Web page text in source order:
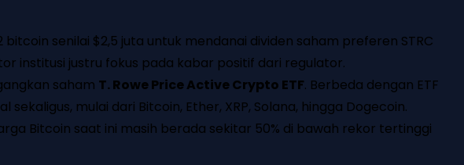
senilai $2,5 juta untuk mendanai dividen saham preferen STRC
institusi justru fokus pada kabar positif dari regulator.
saham T. Rowe Price Active Crypto ETF. Berbeda dengan ETF
mulai dari Bitcoin, Ether, XRP, Solana, hingga Dogecoin.
Bitcoin saat ini masih berada sekitar 50% di bawah rekor tertinggi